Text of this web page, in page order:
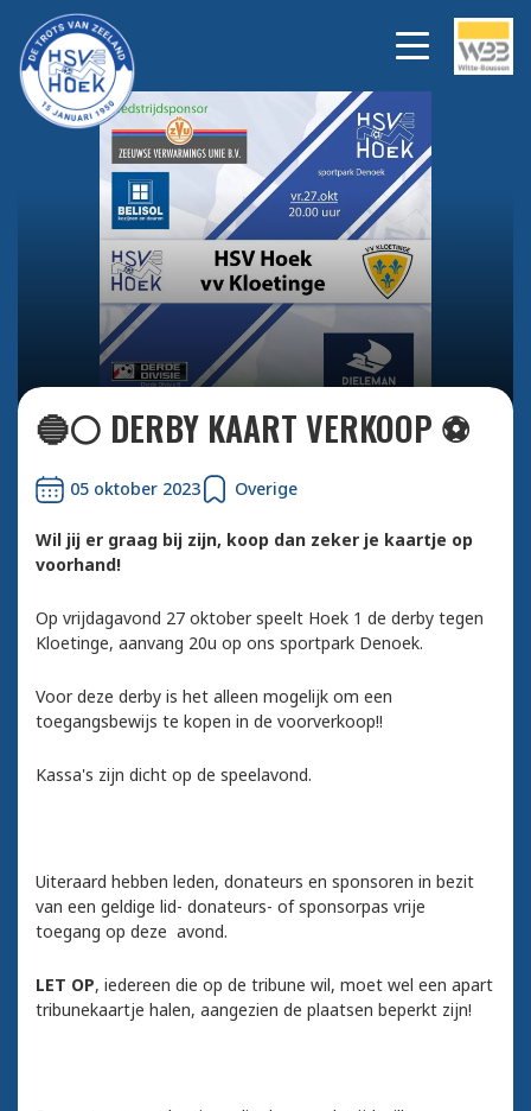
Bekijk alle foto's
🔵⚪️ DERBY KAART VERKOOP ⚽️
05 oktober 2023 Overige
Wil jij er graag bij zijn, koop dan zeker je kaartje op
voorhand!
Op vrijdagavond 27 oktober speelt Hoek 1 de derby tegen
Kloetinge, aanvang 20u op ons sportpark Denoek.
Voor deze derby is het alleen mogelijk om een
toegangsbewijs te kopen in de voorverkoop!!
Kassa's zijn dicht op de speelavond.
Uiteraard hebben leden, donateurs en sponsoren in bezit
van een geldige lid- donateurs- of sponsorpas vrije
toegang op deze avond.
LET OP, iedereen die op de tribune wil, moet wel een apart
tribunekaartje halen, aangezien de plaatsen beperkt zijn!